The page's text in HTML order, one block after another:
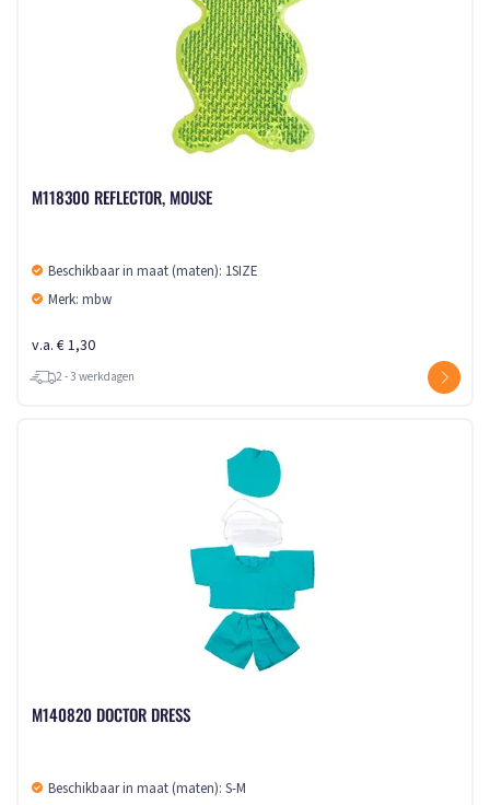
M118300 REFLECTOR, MOUSE
Beschikbaar in maat (maten): 1SIZE
Merk: mbw
v.a. € 1,30
2 - 3 werkdagen
M140820 DOCTOR DRESS
Beschikbaar in maat (maten): S-M